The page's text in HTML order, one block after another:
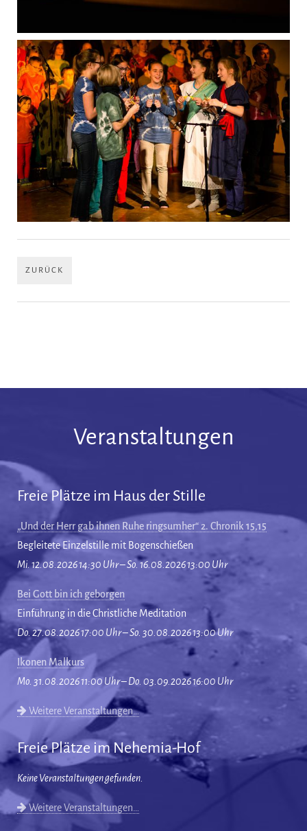
ZURÜCK
Veranstaltungen
Freie Plätze im Haus der Stille
„Und der Herr gab ihnen Ruhe ringsumher“ 2. Chronik 15,15
Begleitete Einzelstille mit Bogenschießen
Mi. 12.08.2026 14:30 Uhr – So. 16.08.2026 13:00 Uhr
Bei Gott bin ich geborgen
Einführung in die Christliche Meditation
Do. 27.08.2026 17:00 Uhr – So. 30.08.2026 13:00 Uhr
Ikonen Malkurs
Mo. 31.08.2026 11:00 Uhr – Do. 03.09.2026 16:00 Uhr
Weitere Veranstaltungen…
Freie Plätze im Nehemia-Hof
Keine Veranstaltungen gefunden.
Weitere Veranstaltungen…